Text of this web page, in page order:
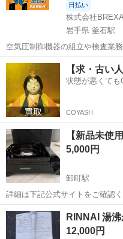
日払い
株式会社
岩手県 釜石駅
空気圧制御機器の組立や検査業
務！嬉しい寮費無料！ワンルー
内に無料駐車場あり★！《岩手県釜石市》 人気の工
圧制御機器（シリンダ、バルブ...
岩手 釜石市 釜石駅
【求・古い
状態が悪くても
COYASH
【新品未使
5,000円
卸町駅
詳細は下記公式サイトをご確認く
https://www.iwatani.co.jp/jpn/
8/8（土）に引取り来ていただけ
宮城 仙台市 卸町駅
RINNAI 湯
12,000円